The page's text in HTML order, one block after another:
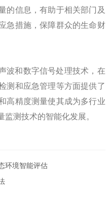
的信息，有助于相关部门及
急措施，保障群众的生命财
波和数字信号处理技术，在
测和应急管理等方面提供了
高精度测量使其成为多行业
测技术的智能化发展。
环境智能评估